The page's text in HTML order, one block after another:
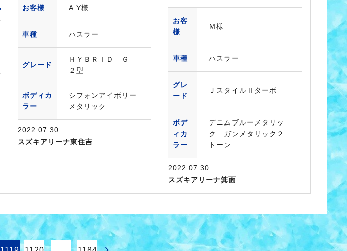
お客様 A.Y様
車種 ハスラー
グレード
ＨＹＢＲＩＤ Ｇ
２型
ボディカ
ラー
シフォンアイボリー
メタリック
2022.07.30
スズキアリーナ東住吉
お客
様
Ｍ様
車種 ハスラー
グレ
ード
ＪスタイルⅡターボ
ボデ
ィカ
ラー
デニムブルーメタリッ
ク ガンメタリック２
トーン
2022.07.30
スズキアリーナ箕面